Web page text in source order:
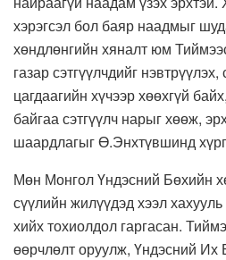
хэрэгсэл бол баяр наадмыг
хөндлөнгийн хяналт юм
газар сэтгүүлчдийг
цагдаагийн хүчээр хөөхгүй
байгаа сэтгүүлч нарыг хөөж,
шаардлагыг Ө.Энхтүвшинд
Мөн Монгол Үндэсний Бөхийн
сүүлийн жилүүдэд хээл
хийх тохиолдол гаргасан.
өөрчлөлт оруулж, Үндэсний